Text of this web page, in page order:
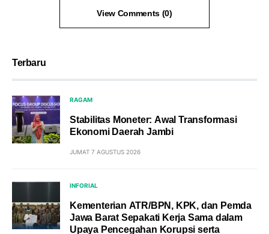
View Comments (0)
Terbaru
RAGAM
Stabilitas Moneter: Awal Transformasi
Ekonomi Daerah Jambi
JUMAT 7 AGUSTUS 2026
INFORIAL
Kementerian ATR/BPN, KPK, dan Pemda
Jawa Barat Sepakati Kerja Sama dalam
Upaya Pencegahan Korupsi serta